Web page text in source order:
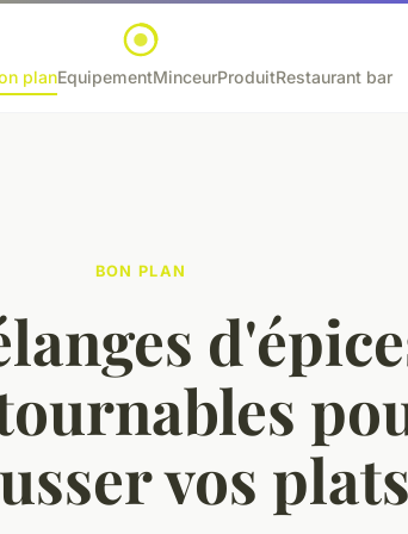
planEquipementMinceurProduitRestaurant bar
BON PLAN
vos plats